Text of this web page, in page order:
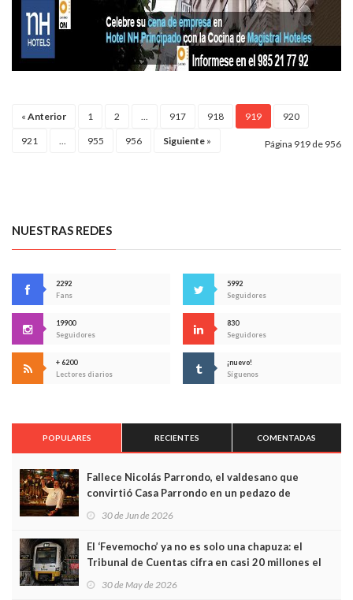
« Anterior 1 2 917 918 919 920
921 955 956 Siguiente » Página 919 de 956
NUESTRAS REDES
2292
Fans
5992
Seguidores
19900
Seguidores
830
Seguidores
+ 6200
Lectores diarios
¡nuevo!
Síguenos
POPULARES RECIENTES COMENTADAS
Fallece Nicolás Parrondo, el valdesano que
convirtió Casa Parrondo en un pedazo de
30 de Jun de 2026
El ‘Fevemocho’ ya no es solo una chapuza: el
Tribunal de Cuentas cifra en casi 20 millones el
30 de May de 2026